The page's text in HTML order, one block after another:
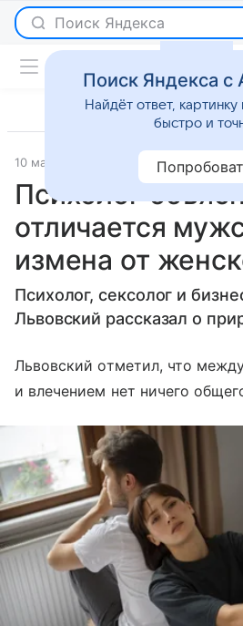
Поиск Яндекса
10 марта 2024 Московский
Психолог
отличается
измена от
Психолог, сексолог и
Львовский рассказал о
Львовский отметил, что
и влечением нет ничего
Поиск Яндекса с
Найдёт ответ,
быстро и